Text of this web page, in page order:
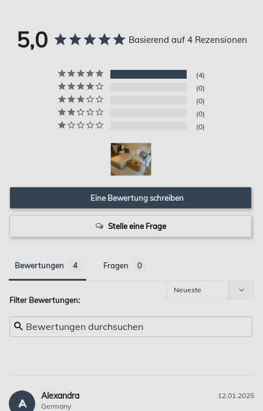
5,0 Basierend auf 4 Rezensionen
4
0
0
0
0
Eine Bewertung schreiben
Stelle eine Frage
Bewertungen Fragen
Filter Bewertungen:
A
12.01.2025
Alexandra
Germany